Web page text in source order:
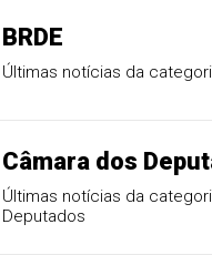
BRDE
Últimas notícias da
Câmara dos
Últimas notícias da
Deputados